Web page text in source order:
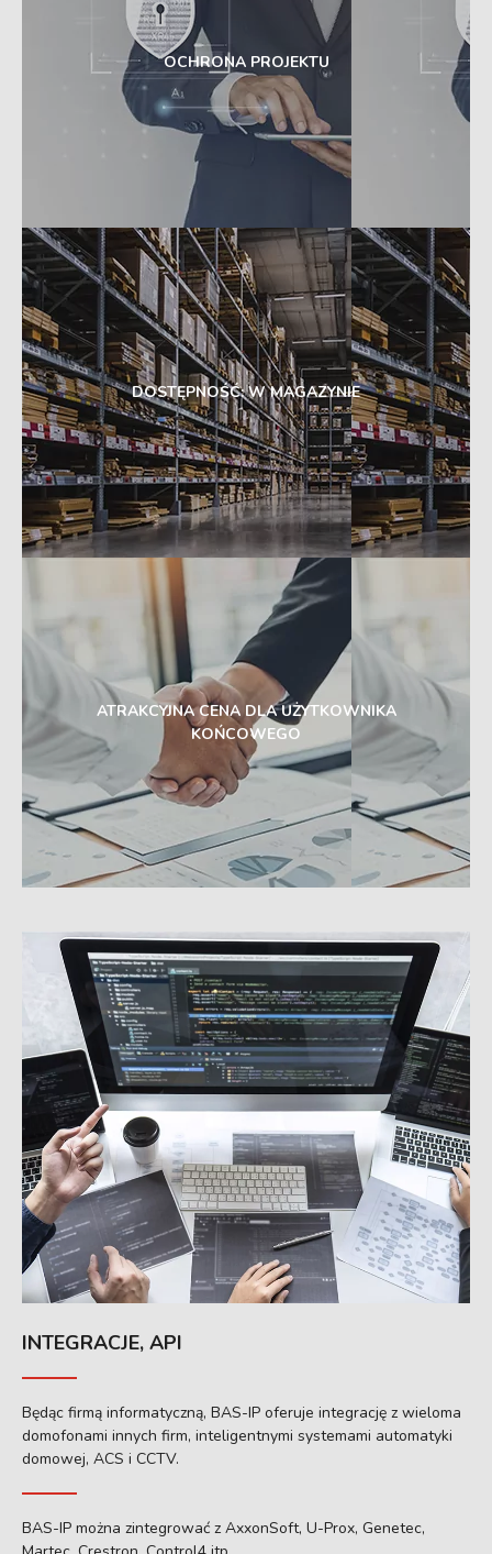
OCHRONA PROJEKTU
DOSTĘPNOŚĆ: W MAGAZYNIE
ATRAKCYJNA CENA DLA UŻYTKOWNIKA
KOŃCOWEGO
INTEGRACJE, API
Będąc firmą informatyczną, BAS-IP oferuje integrację z wieloma
domofonami innych firm, inteligentnymi systemami automatyki
domowej, ACS i CCTV.
BAS-IP można zintegrować z AxxonSoft, U-Prox, Genetec,